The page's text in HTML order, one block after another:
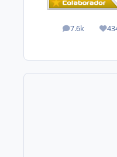
7.6k
posts